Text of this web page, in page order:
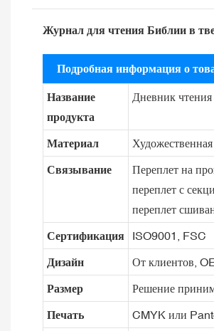
Журнал для чтения Библии в
Подробная информация о
Название
продукта
Дневник
Материал
Связывание
Переплет на
переплет с
переплет
Сертификация ISO9001, FSC
Дизайн От клиентов,
Размер Решение
Печать CMYK или